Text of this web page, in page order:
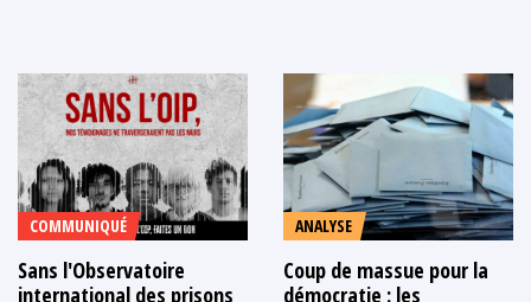
COMMUNIQUÉ
Sans l'Observatoire
international des prisons
ANALYSE
Coup de massue pour la
démocratie : les